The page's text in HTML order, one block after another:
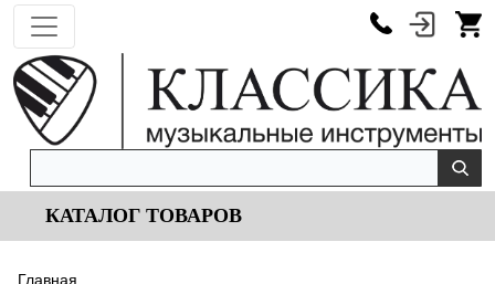
КАТАЛОГ ТОВАРОВ
Главная